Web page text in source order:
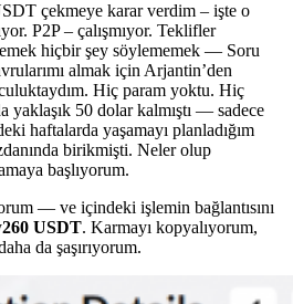
çekmeye karar verdim – işte o
P2P – çalışmıyor. Teklifler
hiçbir şey söylememek — Soru
almak için Arjantin’den
Hiç param yoktu. Hiç
yaklaşık 50 dolar kalmıştı — sadece
haftalarda yaşamayı planladığım
birikmişti. Neler olup
başlıyorum.
— ve içindeki işlemin bağlantısını
260 USDT. Karmayı kopyalıyorum,
da şaşırıyorum.